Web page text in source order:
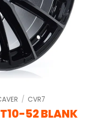
/ CVR7
52 BLANK